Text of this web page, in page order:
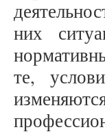
них
те,